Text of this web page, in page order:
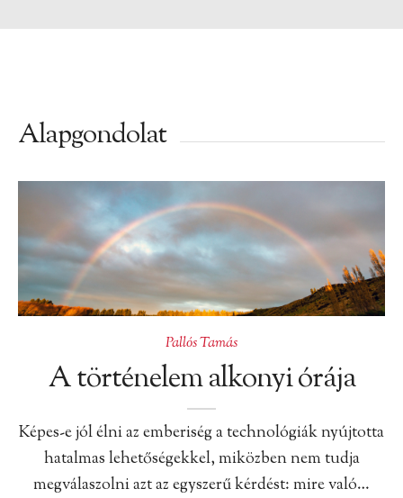
Alapgondolat
Pallós Tamás
A történelem alkonyi órája
Képes-e jól élni az emberiség a technológiák nyújtotta
hatalmas lehetőségekkel, miközben nem tudja
megválaszolni azt az egyszerű kérdést: mire való…